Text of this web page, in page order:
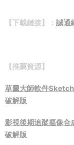
【下載鏈接】： 誠通
【推薦資源】
草圖大師軟件
破解版
影視後期追蹤摳像
破解版